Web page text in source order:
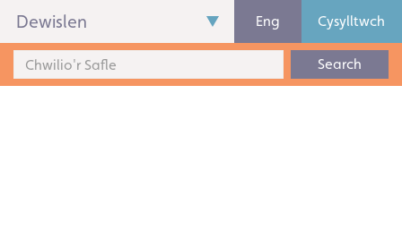
Dewislen Eng Cysylltwch
Search